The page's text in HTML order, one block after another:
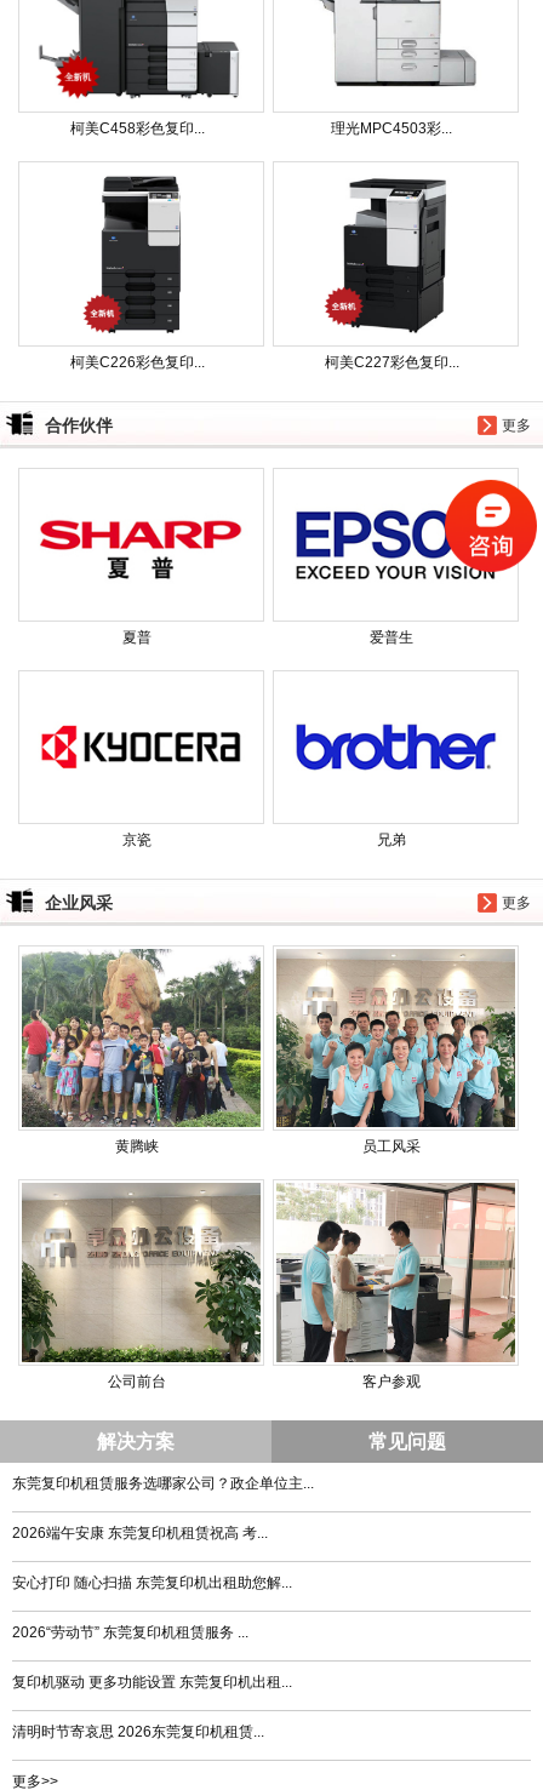
柯美C458彩色复印... 理光MPC4503彩...
柯美C226彩色复印... 柯美C227彩色复印...
更多
合作伙伴
夏普 爱普生
京瓷 兄弟
更多
企业风采
黄腾峡 员工风采
公司前台 客户参观
解决方案 常见问题
东莞复印机租赁服务选哪家公司？政企单位主...
2026端午安康 东莞复印机租赁祝高 考...
安心打印 随心扫描 东莞复印机出租助您解...
2026“劳动节” 东莞复印机租赁服务 ...
复印机驱动 更多功能设置 东莞复印机出租...
清明时节寄哀思 2026东莞复印机租赁...
更多>>